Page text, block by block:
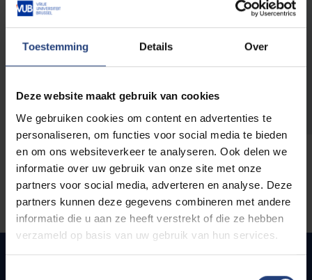
Toestemming Details Over
Deze website maakt gebruik van cookies
We gebruiken cookies om content en advertenties te
personaliseren, om functies voor social media te bieden
en om ons websiteverkeer te analyseren. Ook delen we
informatie over uw gebruik van onze site met onze
partners voor social media, adverteren en analyse. Deze
partners kunnen deze gegevens combineren met andere
informatie die u aan ze heeft verstrekt of die ze hebben
verzameld op basis van uw gebruik van hun services.
De volledige URL van de pagina waar je de fout zag.